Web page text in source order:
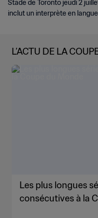
Stade de Toronto jeudi 2
inclut un interprète en
L’ACTU DE LA
DE LA FIFA 2026™
Les plus longues
consécutives à la